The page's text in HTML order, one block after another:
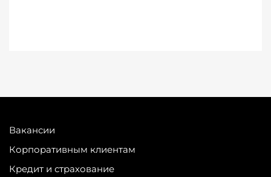
Вакансии
Корпоративным клиентам
Кредит и страхование